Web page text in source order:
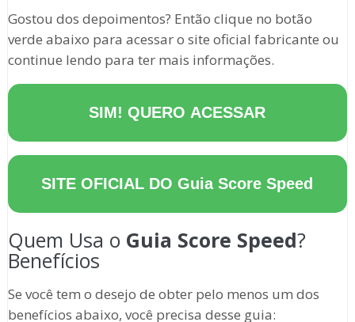
Gostou dos depoimentos? Então clique no botão
verde abaixo para acessar o site oficial fabricante ou
continue lendo para ter mais informações.
SIM! QUERO ACESSAR
SITE OFICIAL DOGuia Score Speed
Quem Usa o Guia Score Speed?
Benefícios
Se você tem o desejo de obter pelo menos um dos
benefícios abaixo, você precisa desse guia: